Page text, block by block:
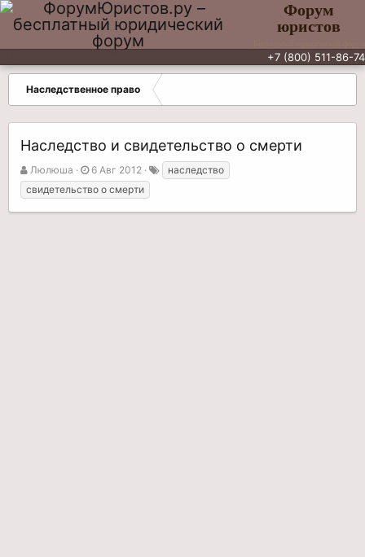
Форум
юристов
+7 (800) 511-86-74
Наследственное право
Наследство и свидетельство о смерти
А
в
т
о
Люлюша
Д
а
т
а
6 Авг 2012
и
наследство
свидетельство о смерти